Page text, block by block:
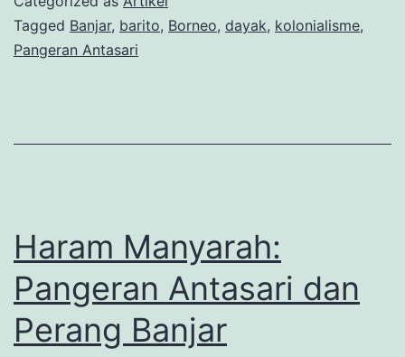
Tagged Banjar, barito, Borneo, dayak, kolonialisme,
Pangeran Antasari
Haram Manyarah:
Pangeran Antasari dan
Perang Banjar